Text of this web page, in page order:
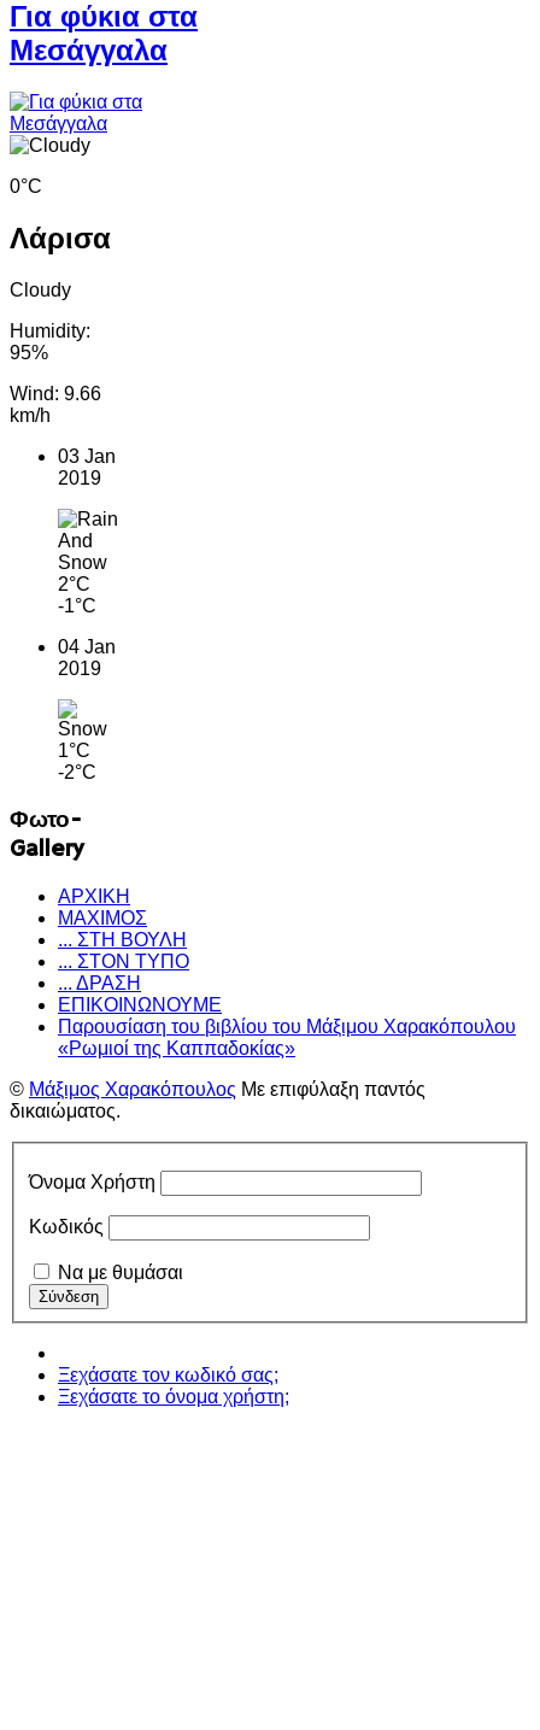
Για φύκια στα
Μεσάγγαλα
0°C
Λάρισα
Cloudy
Humidity:
95%
Wind: 9.66
km/h
03 Jan
2019
2°C
-1°C
04 Jan
2019
1°C
-2°C
Φωτο-
Gallery
ΑΡΧΙΚΗ
ΜΑΧΙΜΟΣ
... ΣΤΗ ΒΟΥΛΗ
... ΣΤΟΝ ΤΥΠΟ
... ΔΡΑΣΗ
ΕΠΙΚΟΙΝΩΝΟΥΜΕ
Παρουσίαση του βιβλίου του Μάξιμου Χαρακόπουλου
«Ρωμιοί της Καππαδοκίας»
© Μάξιμος Χαρακόπουλος Με επιφύλαξη παντός
δικαιώματος.
Όνομα Χρήστη
Κωδικός
Να με θυμάσαι
Ξεχάσατε τον κωδικό σας;
Ξεχάσατε το όνομα χρήστη;